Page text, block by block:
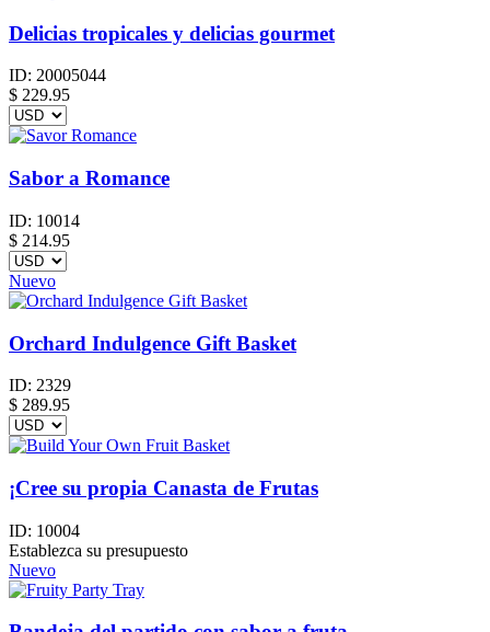
Delicias tropicales y delicias gourmet
ID: 20005044
$ 229.95
Sabor a Romance
ID: 10014
$ 214.95
Nuevo
Orchard Indulgence Gift Basket
ID: 2329
$ 289.95
¡Cree su propia Canasta de Frutas
ID: 10004
Establezca su presupuesto
Nuevo